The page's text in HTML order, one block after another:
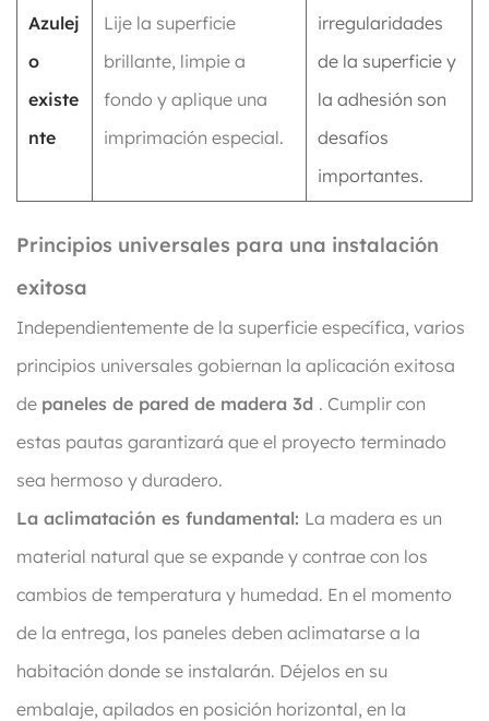
Azulej
o
existe
nte
Lije la superficie
brillante, limpie a
fondo y aplique una
imprimación especial.
irregularidades
de la superficie y
la adhesión son
desafíos
importantes.
Principios universales para una instalación
exitosa
Independientemente de la superficie específica, varios
principios universales gobiernan la aplicación exitosa
de paneles de pared de madera 3d . Cumplir con
estas pautas garantizará que el proyecto terminado
sea hermoso y duradero.
La aclimatación es fundamental: La madera es un
material natural que se expande y contrae con los
cambios de temperatura y humedad. En el momento
de la entrega, los paneles deben aclimatarse a la
habitación donde se instalarán. Déjelos en su
embalaje, apilados en posición horizontal, en la